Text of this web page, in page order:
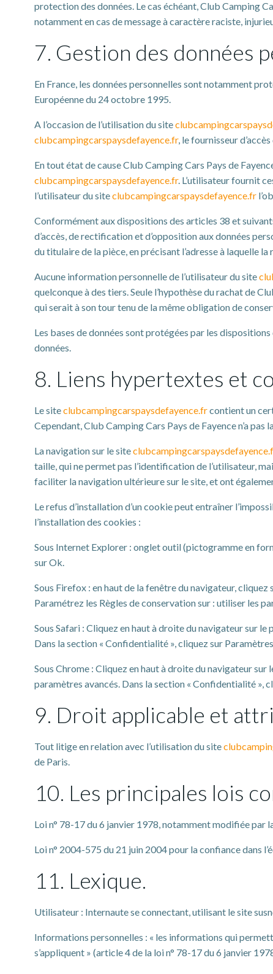
protection des données. Le cas échéant, Club Camping
notamment en cas de message à caractère raciste,
7. Gestion des données
En France, les données personnelles sont notamment
Européenne du 24 octobre 1995.
A l’occasion de l’utilisation du site
clubcampingcarspaysdefayence.fr, le fournisseur
En tout état de cause Club Camping Cars Pays de
clubcampingcarspaysdefayence.fr. L’utilisateur fournit
l’utilisateur du siteclubcampingcarspaysdefayence.fr
Conformément aux dispositions des articles 38 et
d’accès, de rectification et d’opposition aux données
du titulaire de la pièce, en précisant l’adresse à laquelle
Aucune information personnelle de l’utilisateur du site
quelconque à des tiers. Seule l’hypothèse du rachat de
qui serait à son tour tenu de la même obligation de
Les bases de données sont protégées par les
données.
8. Liens hypertextes et
Le siteclubcampingcarspaysdefayence.frcontient un
Cependant, Club Camping Cars Pays de Fayence n’a
La navigation sur le site
taille, qui ne permet pas l’identification de l’utilisateur,
faciliter la navigation ultérieure sur le site, et ont
Le refus d’installation d’un cookie peut entraîner
l’installation des cookies :
Sous Internet Explorer : onglet outil (pictogramme en
sur Ok.
Sous Firefox : en haut de la fenêtre du navigateur,
Paramétrez les Règles de conservation sur : utiliser les
Sous Safari : Cliquez en haut à droite du navigateur sur
Dans la section « Confidentialité », cliquez sur
Sous Chrome : Cliquez en haut à droite du navigateur
paramètres avancés. Dans la section « Confidentialité »,
9. Droit applicable et
Tout litige en relation avec l’utilisation du site
de Paris.
10. Les principales lois
Loi n° 78-17 du 6 janvier 1978, notamment modifiée par
Loi n° 2004-575 du 21 juin 2004 pour la confiance dans
11. Lexique.
Utilisateur : Internaute se connectant, utilisant le site
Informations personnelles : « les informations qui
s’appliquent » (article 4 de la loi n° 78-17 du 6 janvier